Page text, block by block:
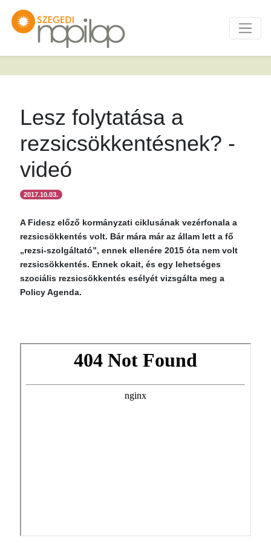
Lesz folytatása a
rezsicsökkentésnek? -
videó
2017.10.03.
A Fidesz előző kormányzati ciklusának vezérfonala a
rezsicsökkentés volt. Bár mára már az állam lett a fő
„rezsi-szolgáltató”, ennek ellenére 2015 óta nem volt
rezsicsökkentés. Ennek okait, és egy lehetséges
szociális rezsicsökkentés esélyét vizsgálta meg a
Policy Agenda.